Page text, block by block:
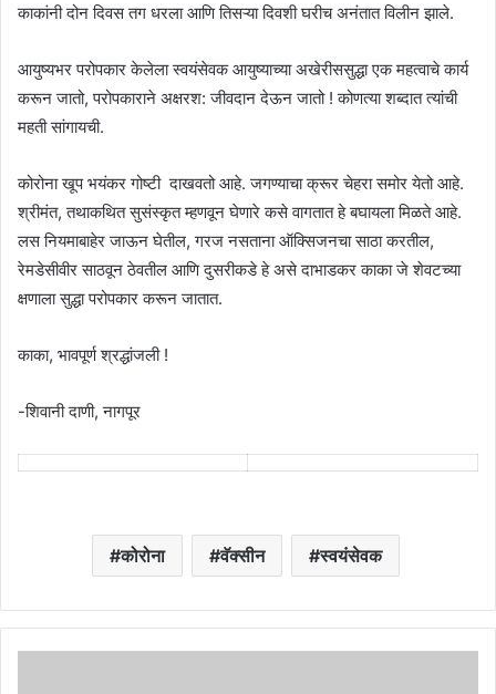
काकांनी दोन दिवस तग धरला आणि तिसऱ्या दिवशी घरीच अनंतात विलीन झाले.
आयुष्यभर परोपकार केलेला स्वयंसेवक आयुष्याच्या अखेरीससुद्धा एक महत्वाचे कार्य
करून जातो, परोपकाराने अक्षरश: जीवदान देऊन जातो ! कोणत्या शब्दात त्यांची
महती सांगायची.
कोरोना खूप भयंकर गोष्टी दाखवतो आहे. जगण्याचा क्रूर चेहरा समोर येतो आहे.
श्रीमंत, तथाकथित सुसंस्कृत म्हणवून घेणारे कसे वागतात हे बघायला मिळते आहे.
लस नियमाबाहेर जाऊन घेतील, गरज नसताना ऑक्सिजनचा साठा करतील,
रेमडेसीवीर साठवून ठेवतील आणि दुसरीकडे हे असे दाभाडकर काका जे शेवटच्या
क्षणाला सुद्धा परोपकार करून जातात.
काका, भावपूर्ण श्रद्धांजली !
-शिवानी दाणी, नागपूर
कोरोना वॅक्सीन स्वयंसेवक